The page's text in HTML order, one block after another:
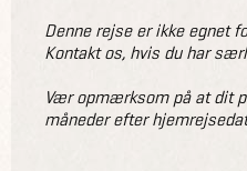
Denne rejse er ikke egnet
Kontakt os, hvis du har
Vær opmærksom på at dit
måneder efter